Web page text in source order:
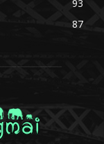
93
87